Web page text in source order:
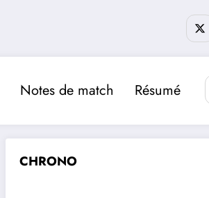
Notes de match Résumé
CHRONO